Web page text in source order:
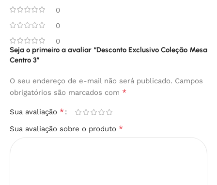
0
0
0
Seja o primeiro a avaliar “Desconto Exclusivo Coleção Mesa
Centro 3”
O seu endereço de e-mail não será publicado. Campos
obrigatórios são marcados com *
Sua avaliação *
Sua avaliação sobre o produto *